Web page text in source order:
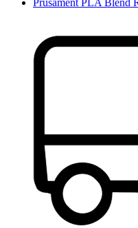
Prusament PLA Blend